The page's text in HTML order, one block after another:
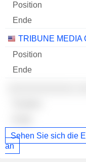
TRIBUNE MEDIA
Sehen Sie sich die
an